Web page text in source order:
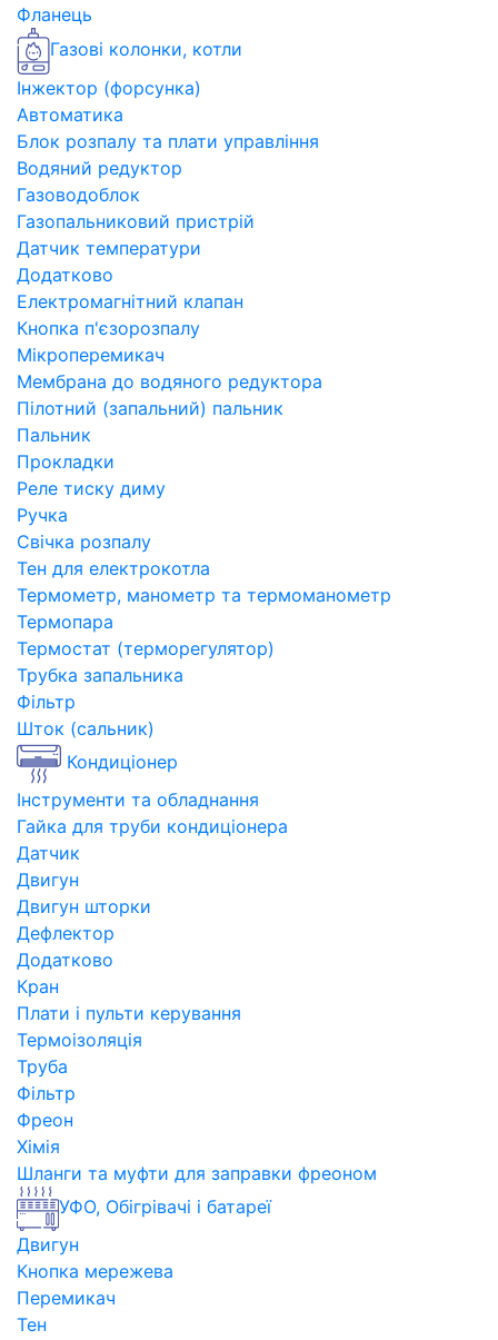
Фланець
Газові колонки, котли
Інжектор (форсунка)
Автоматика
Блок розпалу та плати управління
Водяний редуктор
Газоводоблок
Газопальниковий пристрій
Датчик температури
Додатково
Електромагнітний клапан
Кнопка п'єзорозпалу
Мікроперемикач
Мембрана до водяного редуктора
Пілотний (запальний) пальник
Пальник
Прокладки
Реле тиску диму
Ручка
Свічка розпалу
Тен для електрокотла
Термометр, манометр та термоманометр
Термопара
Термостат (терморегулятор)
Трубка запальника
Фільтр
Шток (сальник)
Кондиціонер
Інструменти та обладнання
Гайка для труби кондиціонера
Датчик
Двигун
Двигун шторки
Дефлектор
Додатково
Кран
Плати і пульти керування
Термоізоляція
Труба
Фільтр
Фреон
Хімія
Шланги та муфти для заправки фреоном
УФО, Обігрівачі і батареї
Двигун
Кнопка мережева
Перемикач
Тен